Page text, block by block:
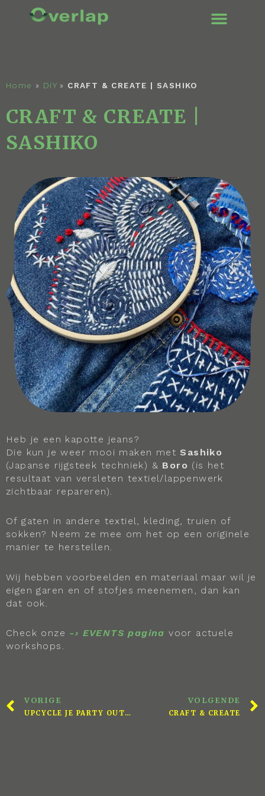
Home » DIY » CRAFT & CREATE | SASHIKO
CRAFT & CREATE |
SASHIKO
Heb je een kapotte jeans?
Die kun je weer mooi maken metSashiko
(Japanse rijgsteek techniek) & Boro (is het
resultaat van versleten textiel/lappenwerk
zichtbaar repareren).
Of gaten in andere textiel, kleding, truien of
sokken? Neem ze mee om het op een originele
manier te herstellen.
Wij hebben voorbeelden en materiaal maar wil je
eigen garen en of stofjes meenemen, dan kan
dat ook.
Check onze -› EVENTS pagina voor actuele
workshops.
VORIGE
UPCYCLE JE PARTY OUTFIT!
VOLGENDE
CRAFT & CREATE